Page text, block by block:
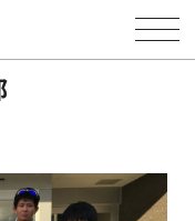
陸上競技部